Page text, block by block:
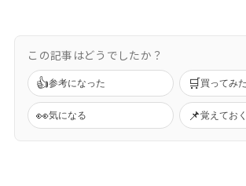
この記事はどうでしたか？
👍参考になった 🛒 買ってみ
👀気になる 📌覚えておく